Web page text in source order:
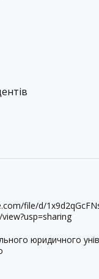
file/d/
юридичного